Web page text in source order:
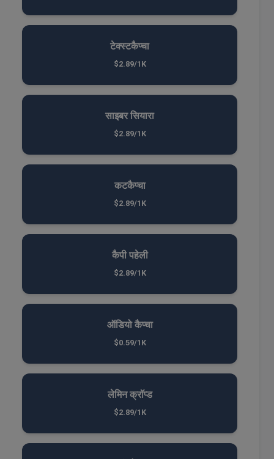
टेक्स्टकैप्चा
$2.89/1K
साइबर सियारा
$2.89/1K
कटकैप्चा
$2.89/1K
कैपी पहेली
$2.89/1K
ऑडियो कैप्चा
$0.59/1K
लेमिन क्रॉप्ड
$2.89/1K